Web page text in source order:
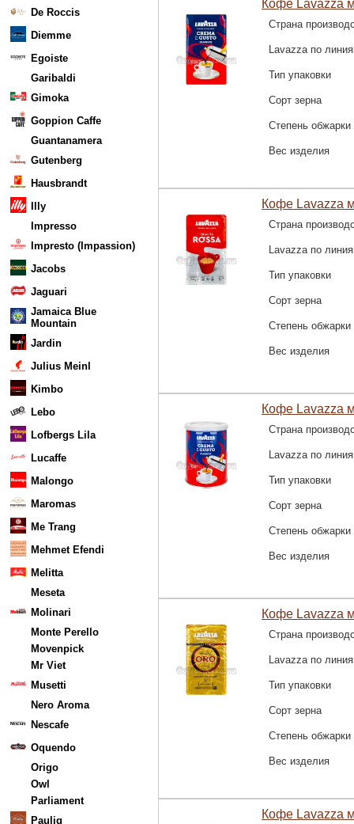
De Roccis
Diemme
Egoiste
Garibaldi
Gimoka
Goppion Caffe
Guantanamera
Gutenberg
Hausbrandt
Illy
Impresso
Impresto (Impassion)
Jacobs
Jaguari
Jamaica Blue
Mountain
Jardin
Julius Meinl
Kimbo
Lebo
Lofbergs Lila
Lucaffe
Malongo
Maromas
Me Trang
Mehmet Efendi
Melitta
Meseta
Molinari
Monte Perello
Movenpick
Mr Viet
Musetti
Nero Aroma
Nescafe
Oquendo
Origo
Owl
Parliament
Paulig
Кофе Lavazza
Страна
Lavazza по
Тип упаковки
Сорт зерна
Степень обжарки
Вес изделия
Кофе Lavazza
Страна
Lavazza по
Тип упаковки
Сорт зерна
Степень обжарки
Вес изделия
Кофе Lavazza
Страна
Lavazza по
Тип упаковки
Сорт зерна
Степень обжарки
Вес изделия
Кофе Lavazza
Страна
Lavazza по
Тип упаковки
Сорт зерна
Степень обжарки
Вес изделия
Кофе Lavazza